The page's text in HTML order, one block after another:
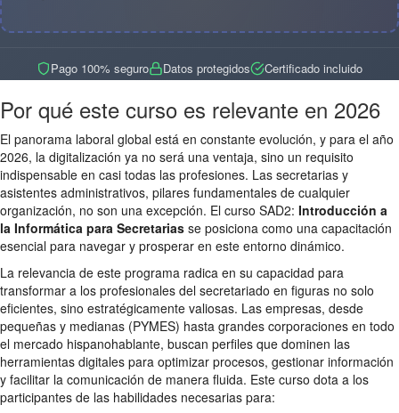
Pago 100% seguro Datos protegidos Certificado incluido
Por qué este curso es relevante en 2026
El panorama laboral global está en constante evolución, y para el año
2026, la digitalización ya no será una ventaja, sino un requisito
indispensable en casi todas las profesiones. Las secretarias y
asistentes administrativos, pilares fundamentales de cualquier
organización, no son una excepción. El curso SAD2: Introducción a
la Informática para Secretarias se posiciona como una capacitación
esencial para navegar y prosperar en este entorno dinámico.
La relevancia de este programa radica en su capacidad para
transformar a los profesionales del secretariado en figuras no solo
eficientes, sino estratégicamente valiosas. Las empresas, desde
pequeñas y medianas (PYMES) hasta grandes corporaciones en todo
el mercado hispanohablante, buscan perfiles que dominen las
herramientas digitales para optimizar procesos, gestionar información
y facilitar la comunicación de manera fluida. Este curso dota a los
participantes de las habilidades necesarias para: